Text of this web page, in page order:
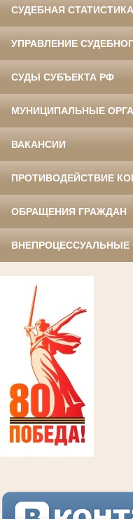
СУДЕБНАЯ СТАТИСТИКА
УПРАВЛЕНИЕ
СУДЫ СУБЪЕКТА РФ
МУНИЦИПАЛЬНЫЕ
ВАКАНСИИ
ПРОТИВОДЕЙСТВИЕ
ОБРАЩЕНИЯ ГРАЖДАН